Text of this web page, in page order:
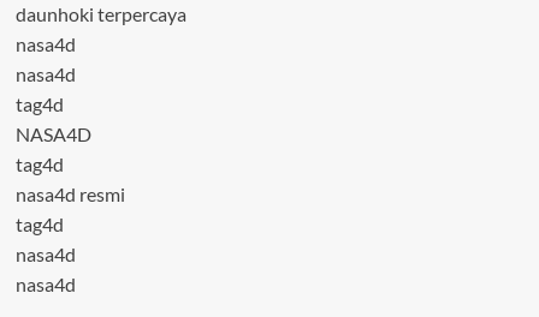
daunhoki terpercaya
nasa4d
nasa4d
tag4d
NASA4D
tag4d
nasa4d resmi
tag4d
nasa4d
nasa4d